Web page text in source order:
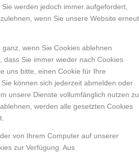
werden jedoch immer aufgefordert,
wenn Sie unsere Website erneut
wenn Sie Cookies ablehnen
dass Sie immer wieder nach Cookies
uns bitte, einen Cookie für Ihre
können sich jederzeit abmelden oder
unsere Dienste vollumfänglich nutzen zu
werden alle gesetzten Cookies
von Ihrem Computer auf unserer
zur Verfügung. Aus